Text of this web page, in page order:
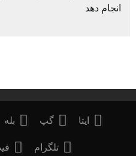
انجام دهد
ایتا گپ بله
تلگرام